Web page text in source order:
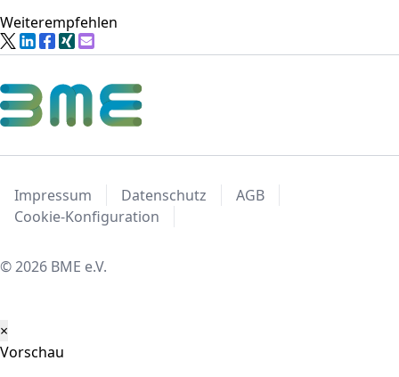
Weiterempfehlen
Impressum Datenschutz
AGB
Cookie-Konfiguration
© 2026 BME e.V.
×
Vorschau